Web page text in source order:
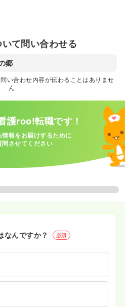
て問い合わせる
郷
い合わせ内容が伝わることはありませ
ん
護roo!転職です！
報をお届けするために
問させてください
なんですか？ 必須